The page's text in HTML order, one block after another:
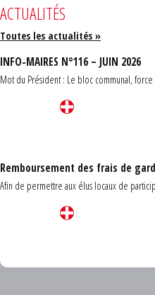
ACTUALITÉS
Toutes les actualités »
INFO-MAIRES N°116 – JUIN 2026
Mot du Président : Le bloc communal,
Remboursement des frais de
Afin de permettre aux élus locaux de